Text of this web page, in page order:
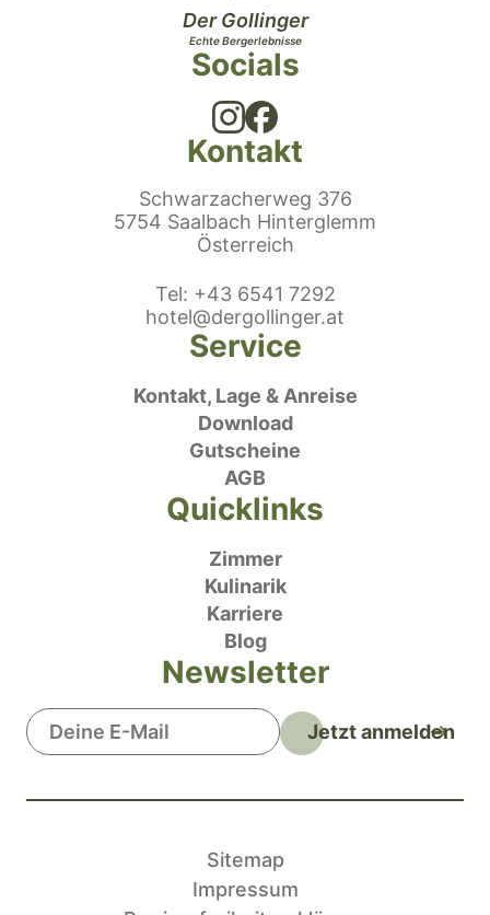
Socials
Kontakt
Schwarzacherweg 376
5754 Saalbach Hinterglemm
Österreich
Telefonnummer
: +43 6541 7292
E-Mail:
hotel@dergollinger.at
Service
Kontakt, Lage & Anreise
Download
Gutscheine
AGB
Der Gollinger
Echte Bergerlebnisse
Quicklinks
Zimmer
Kulinarik
Karriere
Blog
Newsletter
Jetzt anmelden
Sitemap
Impressum